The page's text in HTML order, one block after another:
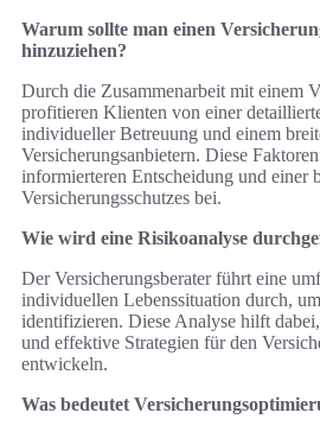
Warum sollte man einen
hinzuziehen?
Durch die Zusammenarbeit mit einem
profitieren Klienten von einer
individueller Betreuung und einem
Versicherungsanbietern. Diese
informierteren Entscheidung und einer
Versicherungsschutzes bei.
Wie wird eine Risikoanalyse
Der Versicherungsberater führt eine
individuellen Lebenssituation durch,
identifizieren. Diese Analyse hilft
und effektive Strategien für den
entwickeln.
Was bedeutet